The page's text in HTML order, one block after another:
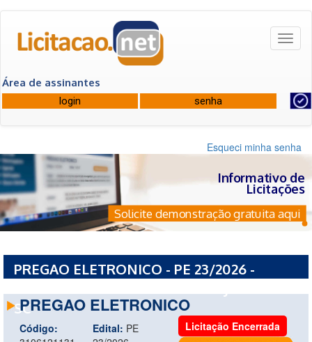
Área de assinantes
Esqueci minha senha
Informativo de
Licitações
Solicite demonstração gratuita aqui
PREGAO ELETRONICO - PE 23/2026 -
SC
PREGAO ELETRONICO
Código:
Edital: PE
Licitação Encerrada